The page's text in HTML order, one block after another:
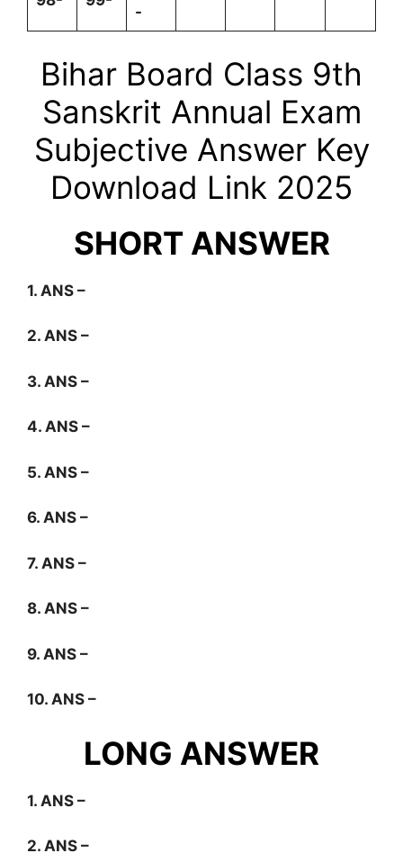
-
Bihar Board Class 9th
Sanskrit Annual Exam
Subjective Answer Key
Download Link 2025
SHORT ANSWER
1. ANS –
2. ANS –
3. ANS –
4. ANS –
5. ANS –
6. ANS –
7. ANS –
8. ANS –
9. ANS –
10. ANS –
LONG ANSWER
1. ANS –
2. ANS –